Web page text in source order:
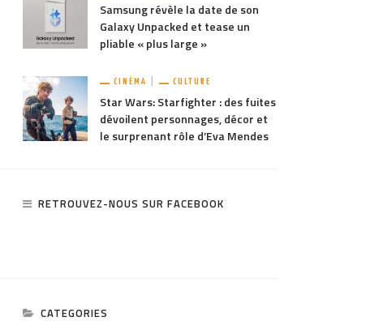
Samsung révèle la date de son
Galaxy Unpacked et tease un
pliable « plus large »
CINÉMA CULTURE
Star Wars: Starfighter : des fuites
dévoilent personnages, décor et
le surprenant rôle d’Eva Mendes
RETROUVEZ-NOUS SUR FACEBOOK
CATEGORIES